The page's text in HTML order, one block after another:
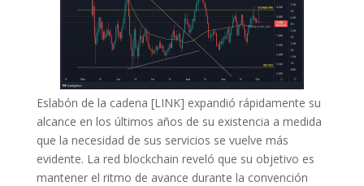
Eslabón de la cadena [LINK] expandió rápidamente su
alcance en los últimos años de su existencia a medida
que la necesidad de sus servicios se vuelve más
evidente. La red blockchain reveló que su objetivo es
mantener el ritmo de avance durante la convención